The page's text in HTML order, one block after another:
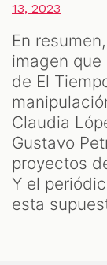
13, 2023
En
imagen
de El
Claudia
Gustavo
proyectos
Y el
esta